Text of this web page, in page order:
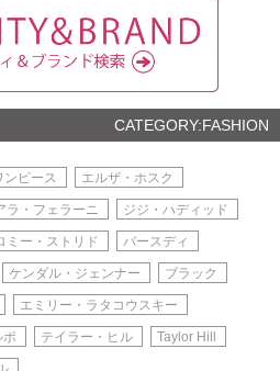
CATEGORY:FASHION
ンピース エルザ・ホスク
ラ・フェラーニ ジジ・ハディッド
ミー・ストリド バースディ
ケンダル・ジェンナー ブラック
エミリー・ラタコウスキー
ポ テイラー・ヒル Taylor Hill